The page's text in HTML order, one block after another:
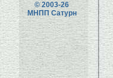
© 2003-26
МНПП Сатурн